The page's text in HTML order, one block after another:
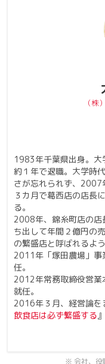
（株
1983年千葉県出身。大
約１年で退職。大学時
さが忘れられず、2007
３カ月で葛西店の店長
る。
2008年、錦糸町店の店
ち出して年間２億円の
の繁盛店と呼ばれるよう
2011年「塚田農場」
任。
2012年常務取締役営
就任。
2016年３月、経営論を
飲食店は必ず繁盛する
※ 会社、役